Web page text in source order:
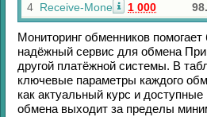
4 Receive-Money 1 000
Мониторинг обменников
надёжный сервис для обмена
другой платёжной системы. В
ключевые параметры каждого
как актуальный курс и
обмена выходит за пределы